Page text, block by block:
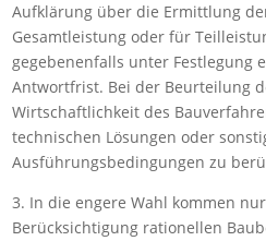
Aufklärung über die Ermittlung
Gesamtleistung oder für
gegebenenfalls unter Festlegung
Antwortfrist. Bei der Beurteilung
Wirtschaftlichkeit des
technischen Lösungen oder
Ausführungsbedingungen zu
3. In die engere Wahl kommen
Berücksichtigung rationellen